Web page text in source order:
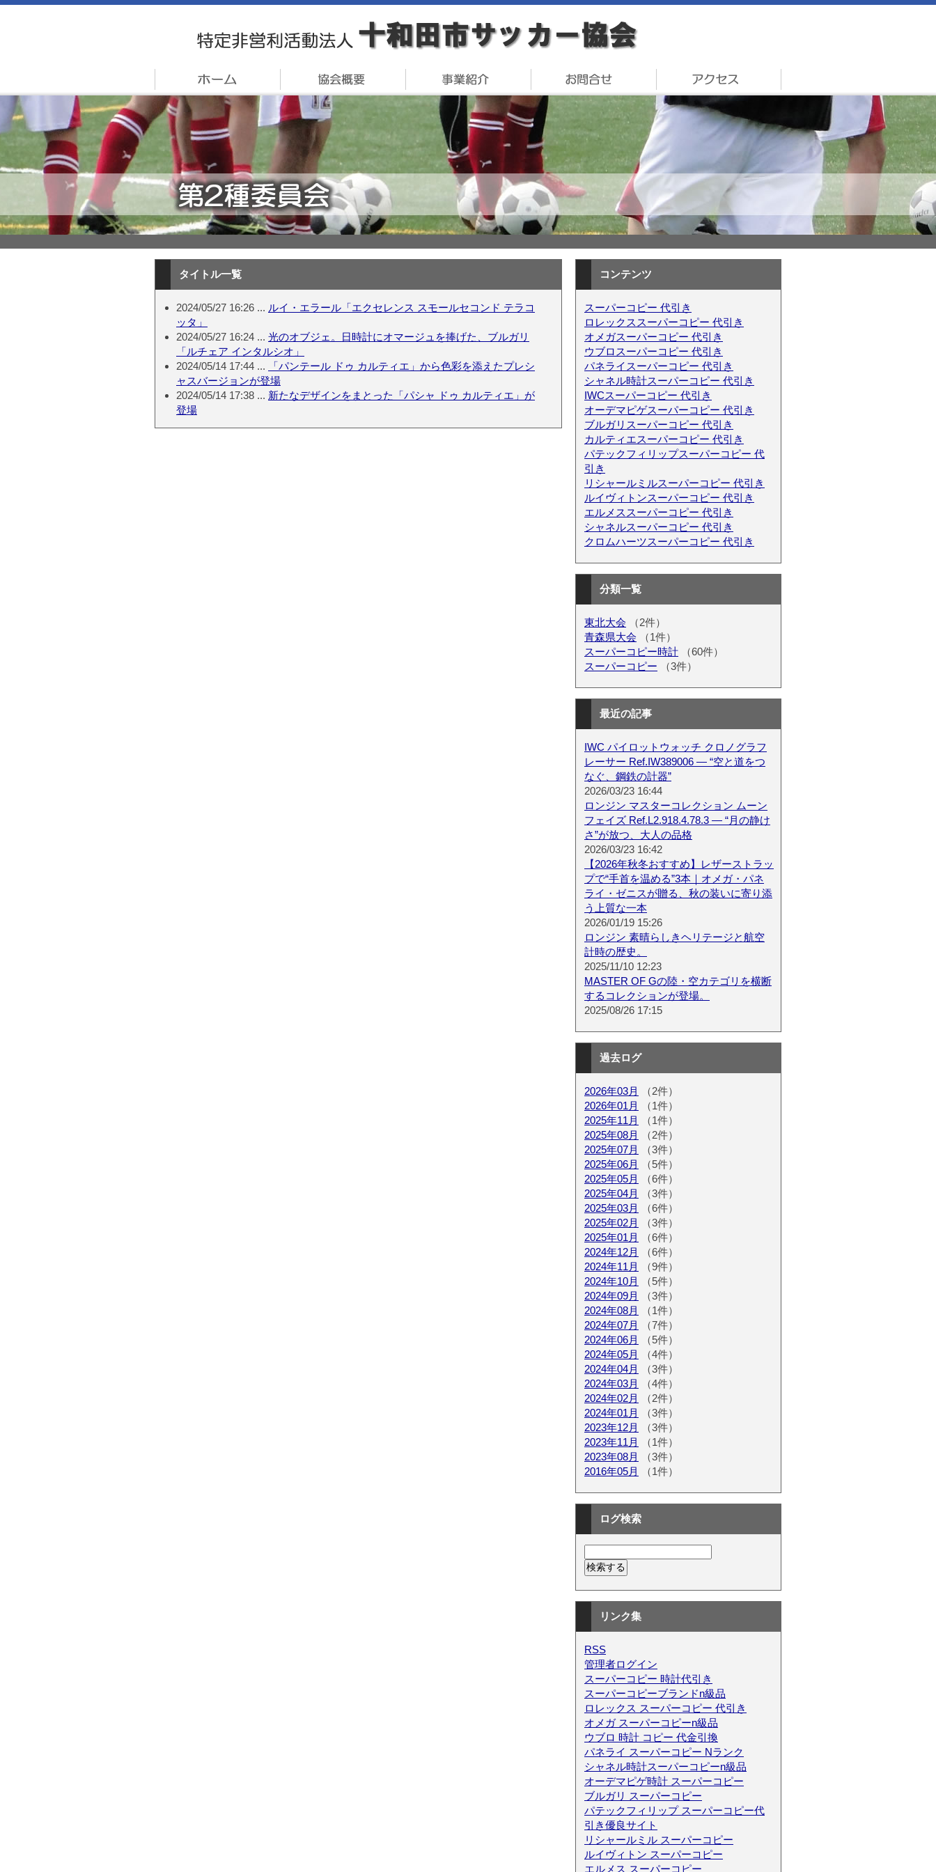
タイトル一覧
2024/05/27 16:26 ... ルイ・エラール「エクセレンス スモールセコンド テラコ
ッタ」
2024/05/27 16:24 ... 光のオブジェ。日時計にオマージュを捧げた、ブルガリ
「ルチェア インタルシオ」
2024/05/14 17:44 ...
「パンテール ドゥ カルティエ」から色彩を添えたプレシ
ャスバージョンが登場
2024/05/14 17:38 ... 新たなデザインをまとった「パシャ ドゥ カルティエ」が
登場
コンテンツ
スーパーコピー 代引き
ロレックススーパーコピー 代引き
オメガスーパーコピー 代引き
ウブロスーパーコピー 代引き
パネライスーパーコピー 代引き
シャネル時計スーパーコピー 代引き
IWCスーパーコピー 代引き
オーデマピゲスーパーコピー 代引き
ブルガリスーパーコピー 代引き
カルティエスーパーコピー 代引き
パテックフィリップスーパーコピー 代
引き
リシャールミルスーパーコピー 代引き
ルイヴィトンスーパーコピー 代引き
エルメススーパーコピー 代引き
シャネルスーパーコピー 代引き
クロムハーツスーパーコピー 代引き
分類一覧
東北大会 （2件）
青森県大会 （1件）
スーパーコピー時計 （60件）
スーパーコピー （3件）
最近の記事
IWC パイロットウォッチ クロノグラフ
レーサー Ref.IW389006 — “空と道をつ
なぐ、鋼鉄の計器”
2026/03/23 16:44
ロンジン マスターコレクション ムーン
フェイズ Ref.L2.918.4.78.3 — “月の静け
さ”が放つ、大人の品格
2026/03/23 16:42
【2026年秋冬おすすめ】レザーストラッ
プで“手首を温める”3本｜オメガ・パネ
ライ・ゼニスが贈る、秋の装いに寄り添
う上質な一本
2026/01/19 15:26
ロンジン 素晴らしきヘリテージと航空
計時の歴史。
2025/11/10 12:23
MASTER OF Gの陸・空カテゴリを横断
するコレクションが登場。
2025/08/26 17:15
過去ログ
2026年03月
（2件）
2026年01月
（1件）
2025年11月
（1件）
2025年08月
（2件）
2025年07月
（3件）
2025年06月
（5件）
2025年05月
（6件）
2025年04月
（3件）
2025年03月
（6件）
2025年02月
（3件）
2025年01月
（6件）
2024年12月
（6件）
2024年11月
（9件）
2024年10月
（5件）
2024年09月
（3件）
2024年08月
（1件）
2024年07月
（7件）
2024年06月
（5件）
2024年05月
（4件）
2024年04月
（3件）
2024年03月
（4件）
2024年02月
（2件）
2024年01月
（3件）
2023年12月
（3件）
2023年11月
（1件）
2023年08月
（3件）
2016年05月
（1件）
ログ検索
リンク集
RSS
管理者ログイン
スーパーコピー 時計代引き
スーパーコピーブランドn級品
ロレックス スーパーコピー 代引き
オメガ スーパーコピーn級品
ウブロ 時計 コピー 代金引換
パネライ スーパーコピー Nランク
シャネル時計スーパーコピーn級品
オーデマピゲ時計 スーパーコピー
ブルガリ スーパーコピー
パテックフィリップ スーパーコピー代
引き優良サイト
リシャールミル スーパーコピー
ルイヴィトン スーパーコピー
エルメス スーパーコピー